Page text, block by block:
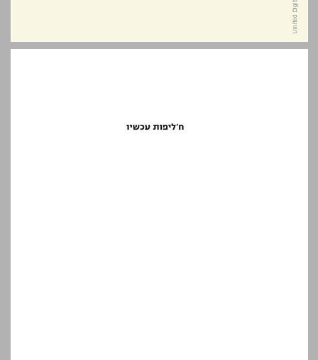
ח'ליפות עכשיו: דת ומדינה במחשבת האסלאם המודרני ... 0